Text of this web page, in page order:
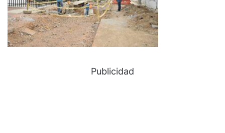
Publicidad